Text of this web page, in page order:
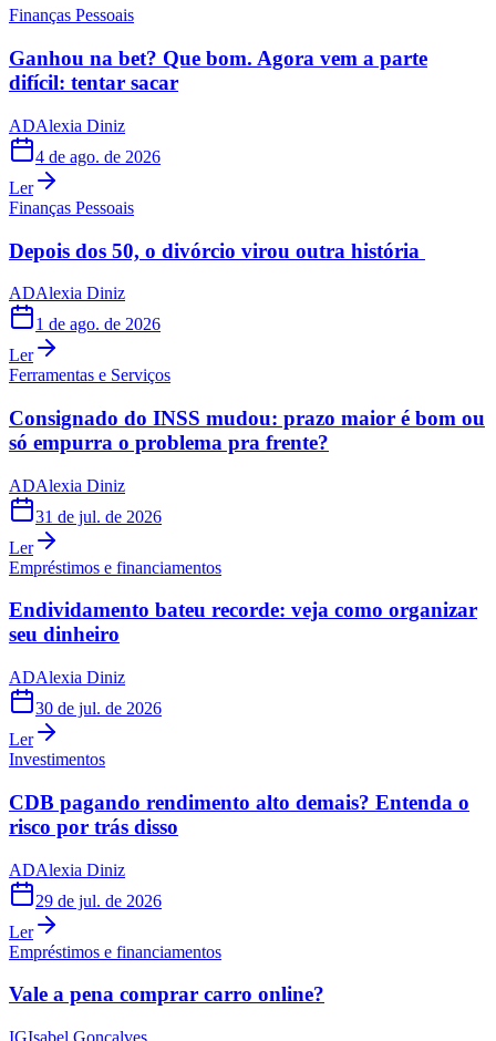
Finanças Pessoais
Ganhou na bet? Que bom. Agora vem a parte
difícil: tentar sacar
ADAlexia Diniz
4 de ago. de 2026
Ler
Finanças Pessoais
Depois dos 50, o divórcio virou outra história
ADAlexia Diniz
1 de ago. de 2026
Ler
Ferramentas e Serviços
Consignado do INSS mudou: prazo maior é bom ou
só empurra o problema pra frente?
ADAlexia Diniz
31 de jul. de 2026
Ler
Empréstimos e financiamentos
Endividamento bateu recorde: veja como organizar
seu dinheiro
ADAlexia Diniz
30 de jul. de 2026
Ler
Investimentos
CDB pagando rendimento alto demais? Entenda o
risco por trás disso
ADAlexia Diniz
29 de jul. de 2026
Ler
Empréstimos e financiamentos
Vale a pena comprar carro online?
IGIsabel Gonçalves